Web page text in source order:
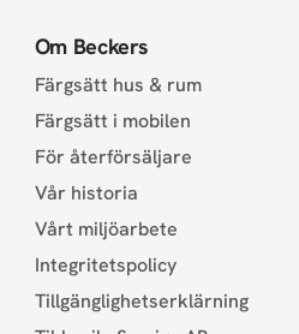
Om Beckers
Färgsätt hus & rum
Färgsätt i mobilen
För återförsäljare
Vår historia
Vårt miljöarbete
Integritetspolicy
Tillgänglighetserklärning